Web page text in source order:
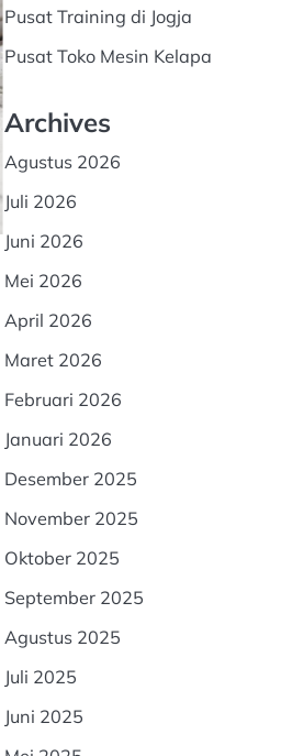
Pusat Training di Jogja
Pusat Toko Mesin Kelapa
Archives
Agustus 2026
Juli 2026
Juni 2026
Mei 2026
April 2026
Maret 2026
Februari 2026
Januari 2026
Desember 2025
November 2025
Oktober 2025
September 2025
Agustus 2025
Juli 2025
Juni 2025